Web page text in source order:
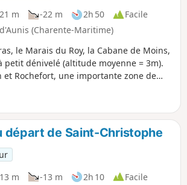
m -22 m 2h 50
Facile
(Charente-Maritime)
le Marais du Roy, la Cabane de Moins,
petit dénivelé (altitude moyenne = 3m).
et Rochefort, une importante zone de
bosses barrent l'horizon, anciennes
Romains : Voutron, Liron, Flay, Île
départ de Saint-Christophe
m -13 m 2h 10
Facile